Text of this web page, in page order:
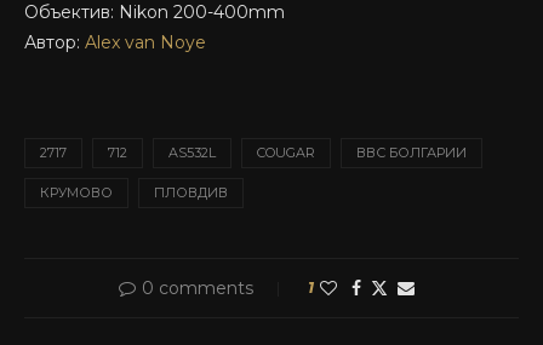
Объектив: Nikon 200-400mm
Автор: Alex van Noye
2717 712 AS532L COUGAR ВВС БОЛГАРИИ
КРУМОВО ПЛОВДИВ
0 comments 1